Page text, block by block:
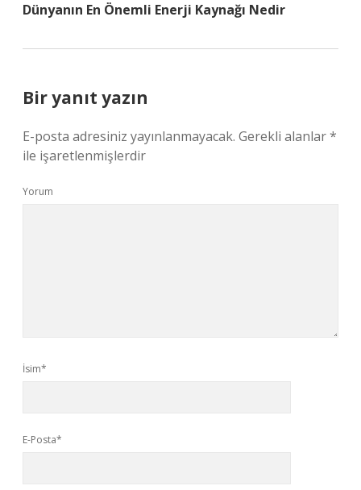
Dünyanın En Önemli Enerji Kaynağı Nedir
Bir yanıt yazın
E-posta adresiniz yayınlanmayacak. Gerekli alanlar*
ile işaretlenmişlerdir
Yorum
İsim*
E-Posta*